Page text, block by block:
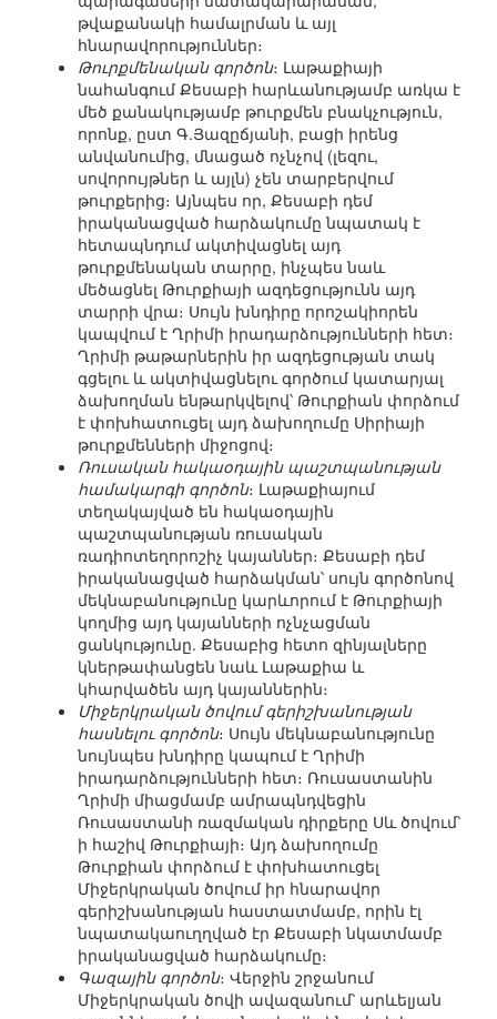
թվաքանակի համալրման և այլ
հնարավորություններ։
Թուրքմենական գործոն։ Լաթաքիայի
նահանգում Քեսաբի հարևանությամբ առկա է
մեծ քանակությամբ թուրքմեն բնակչություն,
որոնք, ըստ Գ.Յազըճյանի, բացի իրենց
անվանումից, մնացած ոչնչով (լեզու,
սովորույթներ և այլն) չեն տարբերվում
թուրքերից։ Այնպես որ, Քեսաբի դեմ
իրականացված հարձակումը նպատակ է
հետապնդում ակտիվացնել այդ
թուրքմենական տարրը, ինչպես նաև
մեծացնել Թուրքիայի ազդեցությունն այդ
տարրի վրա։ Սույն խնդիրը որոշակիորեն
կապվում է Ղրիմի իրադարձությունների հետ։
Ղրիմի թաթարներին իր ազդեցության տակ
գցելու և ակտիվացնելու գործում կատարյալ
ձախողման ենթարկվելով՝ Թուրքիան փորձում
է փոխհատուցել այդ ձախողումը Սիրիայի
թուրքմենների միջոցով։
Ռուսական հակաօդային պաշտպանության
համակարգի գործոն։ Լաթաքիայում
տեղակայված են հակաօդային
պաշտպանության ռուսական
ռադիոտեղորոշիչ կայաններ։ Քեսաբի դեմ
իրականացված հարձակման՝ սույն գործոնով
մեկնաբանությունը կարևորում է Թուրքիայի
կողմից այդ կայանների ոչնչացման
ցանկությունը. Քեսաբից հետո զինյալները
կներթափանցեն նաև Լաթաքիա և
կհարվածեն այդ կայաններին։
Միջերկրական ծովում գերիշխանության
հասնելու գործոն։ Սույն մեկնաբանությունը
նույնպես խնդիրը կապում է Ղրիմի
իրադարձությունների հետ։ Ռուսաստանին
Ղրիմի միացմամբ ամրապնդվեցին
Ռուսաստանի ռազմական դիրքերը Սև ծովում՝
ի հաշիվ Թուրքիայի։ Այդ ձախողումը
Թուրքիան փորձում է փոխհատուցել
Միջերկրական ծովում իր հնարավոր
գերիշխանության հաստատմամբ, որին էլ
նպատակաուղղված էր Քեսաբի նկատմամբ
իրականացված հարձակումը։
Գազային գործոն։ Վերջին շրջանում
Միջերկրական ծովի ավազանում՝ արևելյան